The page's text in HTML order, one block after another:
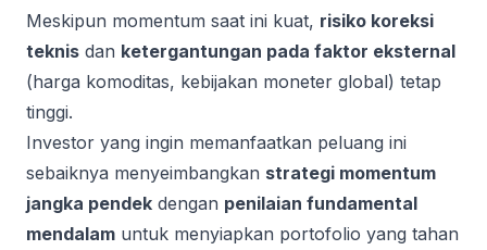
Meskipun momentum saat ini kuat, risiko koreksi
teknis dan ketergantungan pada faktor eksternal
(harga komoditas, kebijakan moneter global) tetap
tinggi.
Investor yang ingin memanfaatkan peluang ini
sebaiknya menyeimbangkan strategi momentum
jangka pendek dengan penilaian fundamental
mendalam untuk menyiapkan portofolio yang tahan